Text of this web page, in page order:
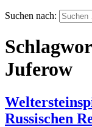
Suchen nach:
Juferow
Russischen